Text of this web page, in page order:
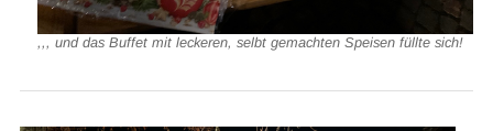
,,, und das Buffet mit leckeren, selbt gemachten Speisen füllte sich!